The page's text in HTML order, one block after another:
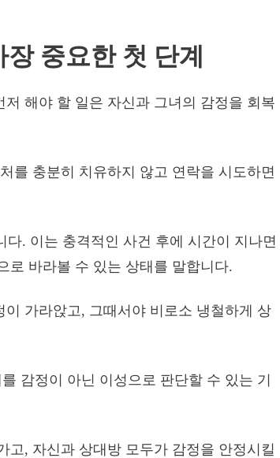
중요한 첫 단계
해야 할 일은 자신과 그녀의 감정을 회복
를 충분히 치유하지 않고 연락을 시도하면
다. 이는 충격적인 사건 후에 시간이 지나면
로 바라볼 수 있는 상태를 말합니다.
가라앉고, 그때서야 비로소 냉철하게 상
감정이 아닌 이성으로 판단할 수 있는 기
고, 자신과 상대방 모두가 감정을 안정시킬